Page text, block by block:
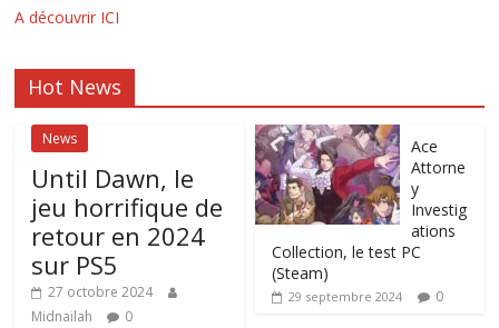
A découvrir ICI
Hot News
News
Until Dawn, le
jeu horrifique de
retour en 2024
sur PS5
27 octobre 2024
Midnailah
0
Ace
Attorne
y
Investig
ations
Collection, le test PC
(Steam)
29 septembre 2024 0